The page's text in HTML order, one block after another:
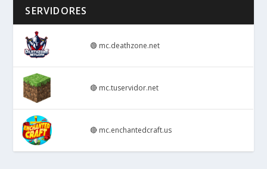
SERVIDORES
🟢 mc.deathzone.net
🔴 mc.tuservidor.net
🔴 mc.enchantedcraft.us